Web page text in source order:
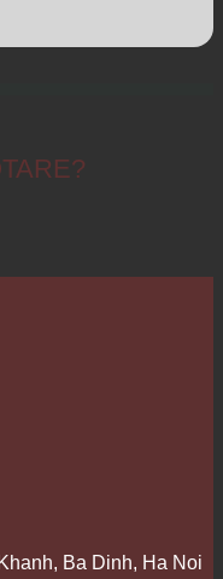
Ba Dinh, Ha Noi